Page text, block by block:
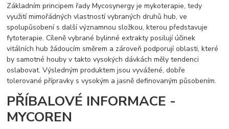
Základním principem řady Mycosynergy je mykoterapie, tedy
využití mimořádných vlastností vybraných druhů hub, ve
spolupůsobení s další významnou složkou, kterou představuje
fytoterapie. Cíleně vybrané bylinné extrakty posilují účinek
vitálních hub žádoucím směrem a zároveň podporují oblasti, které
by samotné houby v takto vysokých dávkách měly tendenci
oslabovat. Výsledným produktem jsou vyvážené, dobře
tolerované přípravky s vysokým a jasně definovaným působením.
PŘÍBALOVÉ INFORMACE -
MYCOREN